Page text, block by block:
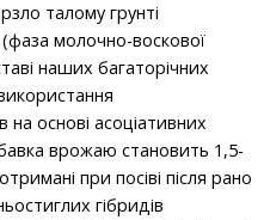
талому грунті
молочно-воскової
наших багаторічних
на основі асоціативних
врожаю становить 1,5-
при посіві після рано
гібридів